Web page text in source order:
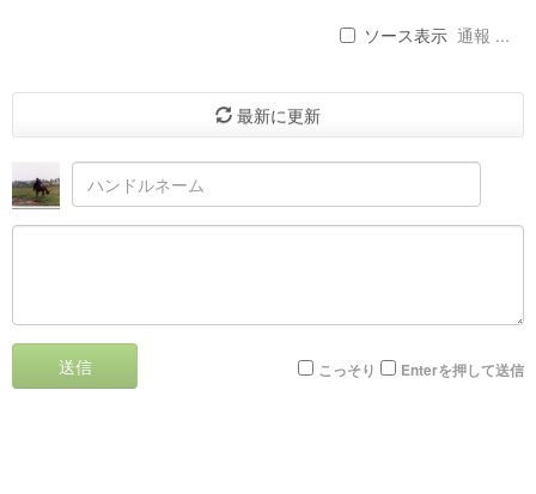
ソース表示 通報 ...
最新に更新
送信 こっそり Enterを押して送信